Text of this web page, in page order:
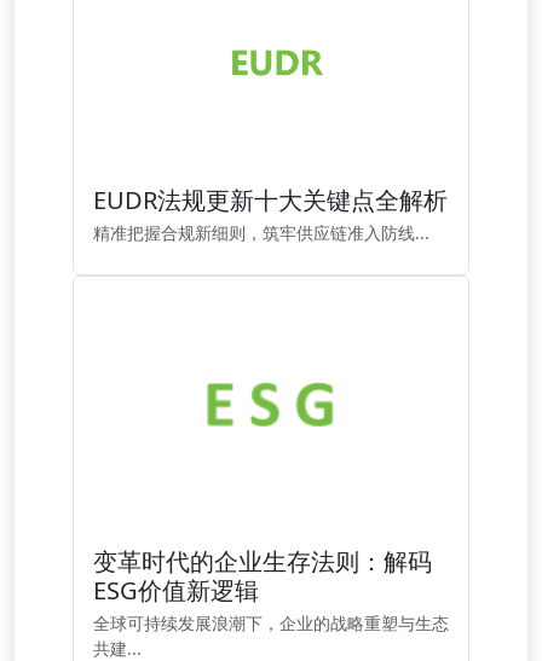
EUDR法规更新十大关键点全解析
精准把握合规新细则，筑牢供应链准入防线...
变革时代的企业生存法则：解码
ESG价值新逻辑
全球可持续发展浪潮下，企业的战略重塑与生态
共建...